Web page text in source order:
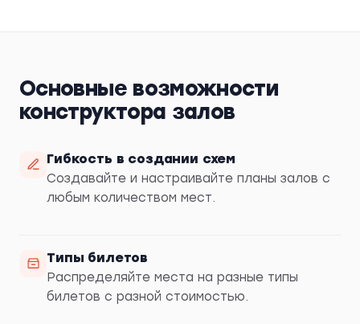
Основные возможности
конструктора залов
Гибкость в создании схем
Создавайте и настраивайте планы залов с
любым количеством мест.
Типы билетов
Распределяйте места на разные типы
билетов с разной стоимостью.